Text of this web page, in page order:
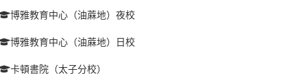
博雅教育中心（油蔴地）夜校
博雅教育中心（油蔴地）日校
卡頓書院（太子分校）